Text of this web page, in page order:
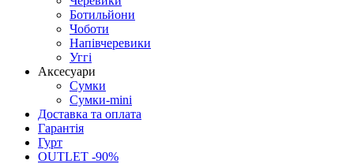
Ботильйони
Чоботи
Напівчеревики
Уггі
Аксесуари
Сумки
Сумки-mini
Доставка та оплата
Гарантія
Гурт
OUTLET -90%